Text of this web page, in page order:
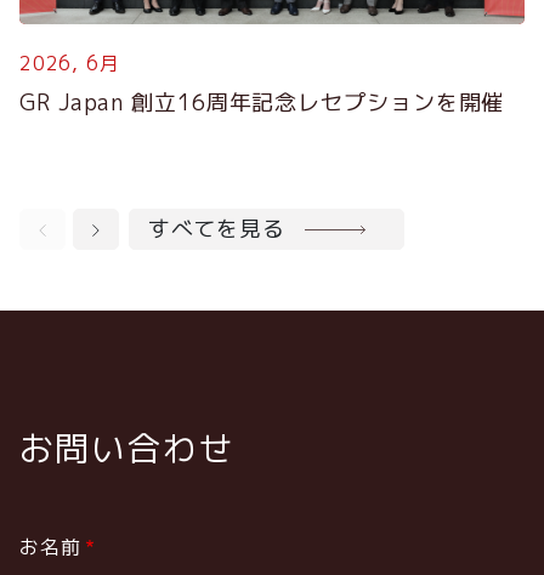
2026, 6月
GR Japan 創立16周年記念レセプションを開催
すべてを見る
お問い合わせ
お名前